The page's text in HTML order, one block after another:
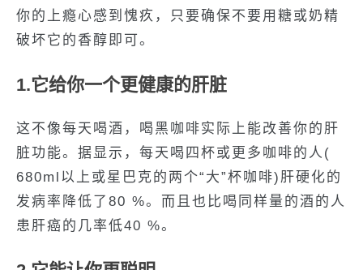
你的上瘾心感到愧疚，只要确保不要用糖或奶精
破坏它的香醇即可。
1.它给你一个更健康的肝脏
这不像每天喝酒，喝黑咖啡实际上能改善你的肝
脏功能。据显示，每天喝四杯或更多咖啡的人(
680ml以上或星巴克的两个“大”杯咖啡)肝硬化的
发病率降低了80 %。而且也比喝同样量的酒的人
患肝癌的几率低40 %。